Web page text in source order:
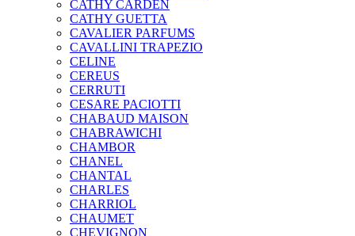
CATHY CARDEN
CATHY GUETTA
CAVALIER PARFUMS
CAVALLINI TRAPEZIO
CELINE
CEREUS
CERRUTI
CESARE PACIOTTI
CHABAUD MAISON
CHABRAWICHI
CHAMBOR
CHANEL
CHANTAL
CHARLES
CHARRIOL
CHAUMET
CHEVIGNON